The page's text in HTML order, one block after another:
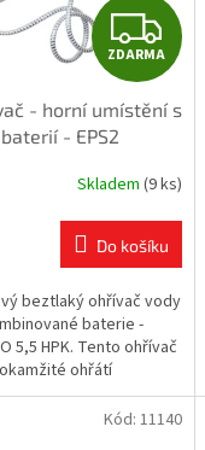
Z
D
A
R
M
A
ZDARMA
- horní umístění s
- EPS2
Skladem (9 ks)
Do košíku
beztlaký ohřívač vody
baterie -
5,5 HPK. Tento ohřívač
ohřátí
Kód: 11140